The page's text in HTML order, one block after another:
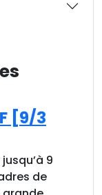
[9/3
9
de